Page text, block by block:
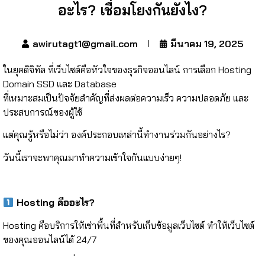
อะไร? เชื่อมโยงกันยังไง?
awirutagt1@gmail.com มีนาคม 19, 2025
ในยุคดิจิทัล ที่เว็บไซต์คือหัวใจของธุรกิจออนไลน์ การเลือก Hosting
Domain SSD และ Database
ที่เหมาะสมเป็นปัจจัยสำคัญที่ส่งผลต่อความเร็ว ความปลอดภัย และ
ประสบการณ์ของผู้ใช้
แต่คุณรู้หรือไม่ว่า องค์ประกอบเหล่านี้ทำงานร่วมกันอย่างไร?
วันนี้เราจะพาคุณมาทำความเข้าใจกันแบบง่ายๆ!
Hosting คืออะไร?
Hosting คือบริการให้เช่าพื้นที่สำหรับเก็บข้อมูลเว็บไซต์ ทำให้เว็บไซต์
ของคุณออนไลน์ได้ 24/7